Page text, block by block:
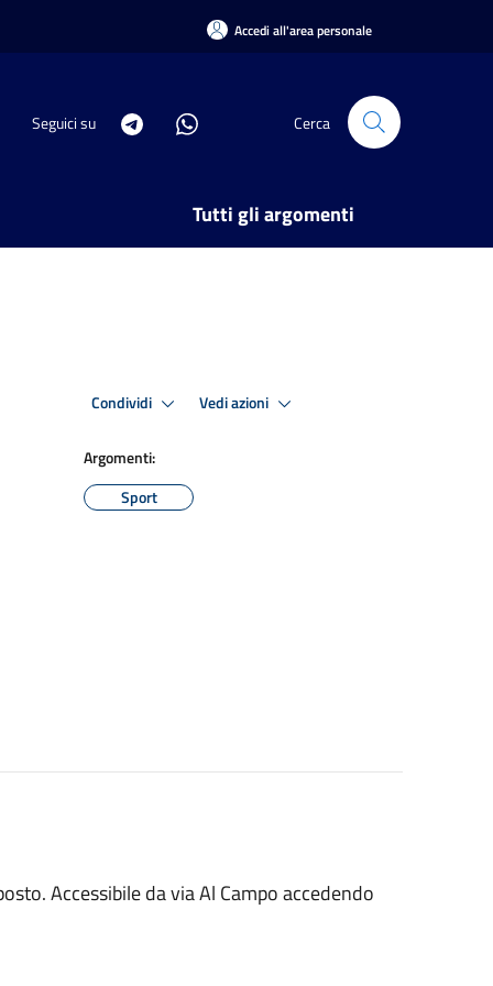
Accedi all'area personale
Seguici su Cerca
Tutti gli argomenti
Condividi Vedi azioni
Argomenti:
Sport
Accessibile da via Al Campo accedendo